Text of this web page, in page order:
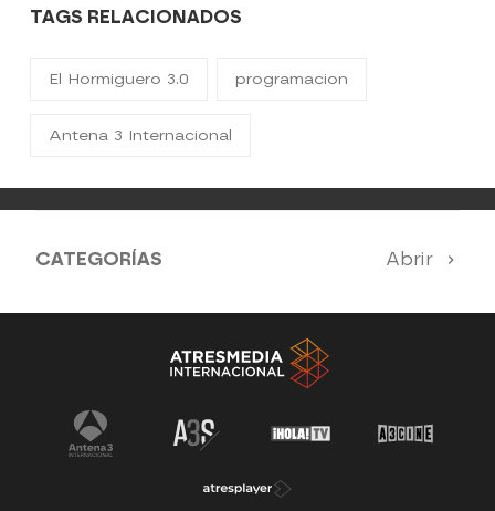
TAGS RELACIONADOS
El Hormiguero 3.0 programacion
Antena 3 Internacional
CATEGORÍAS Abrir
Antena 3 Noticias El Hormiguero
Tu cara me suena Pasapalabra